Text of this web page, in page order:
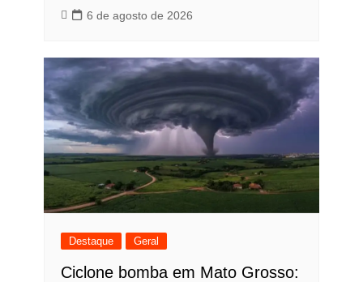
6 de agosto de 2026
Destaque Geral
Ciclone bomba em Mato Grosso: